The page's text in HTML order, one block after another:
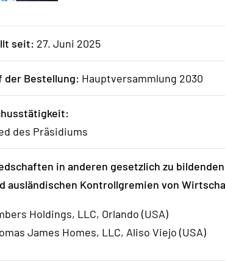
seit: 27. Juni 2025
der Bestellung: Hauptversammlung 2030
des Präsidiums
in anderen gesetzlich zu
ausländischen Kontrollgremien von
Holdings, LLC, Orlando (USA)
James Homes, LLC, Aliso Viejo (USA)